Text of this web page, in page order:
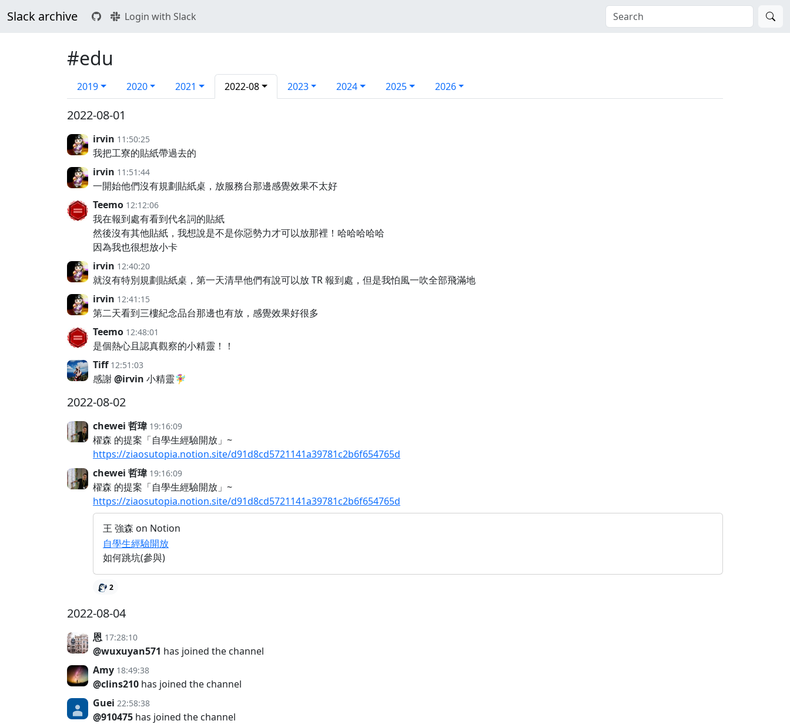
Slack archive Login with Slack
#edu
2019 2020 2021 2022-08 2023 2024 2025 2026
2022-08-01
irvin 11:50:25
我把工寮的貼紙帶過去的
irvin 11:51:44
一開始他們沒有規劃貼紙桌，放服務台那邊感覺效果不太好
Teemo 12:12:06
我在報到處有看到代名詞的貼紙
然後沒有其他貼紙，我想說是不是你惡勢力才可以放那裡！哈哈哈哈哈
因為我也很想放小卡
irvin 12:40:20
就沒有特別規劃貼紙桌，第一天清早他們有說可以放 TR 報到處，但是我怕風一吹全部飛滿地
irvin 12:41:15
第二天看到三樓紀念品台那邊也有放，感覺效果好很多
Teemo 12:48:01
是個熱心且認真觀察的小精靈！！
Tiff 12:51:03
感謝@irvin 小精靈🧚‍♀️
2022-08-02
chewei 哲瑋 19:16:09
櫂森 的提案「自學生經驗開放」~
https://ziaosutopia.notion.site/d91d8cd5721141a39781c2b6f654765d
chewei 哲瑋 19:16:09
櫂森 的提案「自學生經驗開放」~
https://ziaosutopia.notion.site/d91d8cd5721141a39781c2b6f654765d
王 強森 on Notion
自學生經驗開放
如何跳坑(參與)
2
2022-08-04
恩 17:28:10
@wuxuyan571 has joined the channel
Amy 18:49:38
@clins210 has joined the channel
Guei 22:58:38
@910475 has joined the channel